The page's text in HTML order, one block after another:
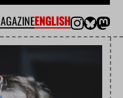
ENGLISH